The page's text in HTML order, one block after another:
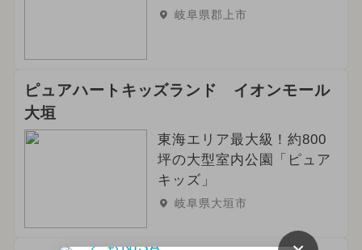
2024年8月のイベント
2025年5月のイベント
2026年3月のイベント
2026年4月のイベント
夏休み（日帰り）
岐阜県郡上市
ピュアハートキッズランド イオンモール
大垣
東海エリア最大級！約800
坪の大型室内公園「ピュア
キッズ」
岐阜県大垣市